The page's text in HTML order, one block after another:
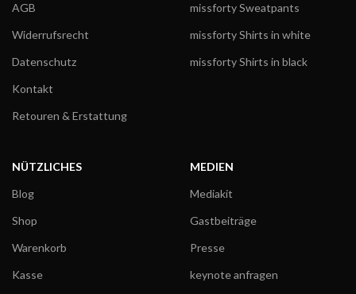
AGB
Widerrufsrecht
Datenschutz
Kontakt
Retouren & Erstattung
missforty Sweatpants
missforty Shirts in white
missforty Shirts in black
NÜTZLICHES
Blog
Shop
Warenkorb
Kasse
MEDIEN
Mediakit
Gastbeiträge
Presse
keynote anfragen